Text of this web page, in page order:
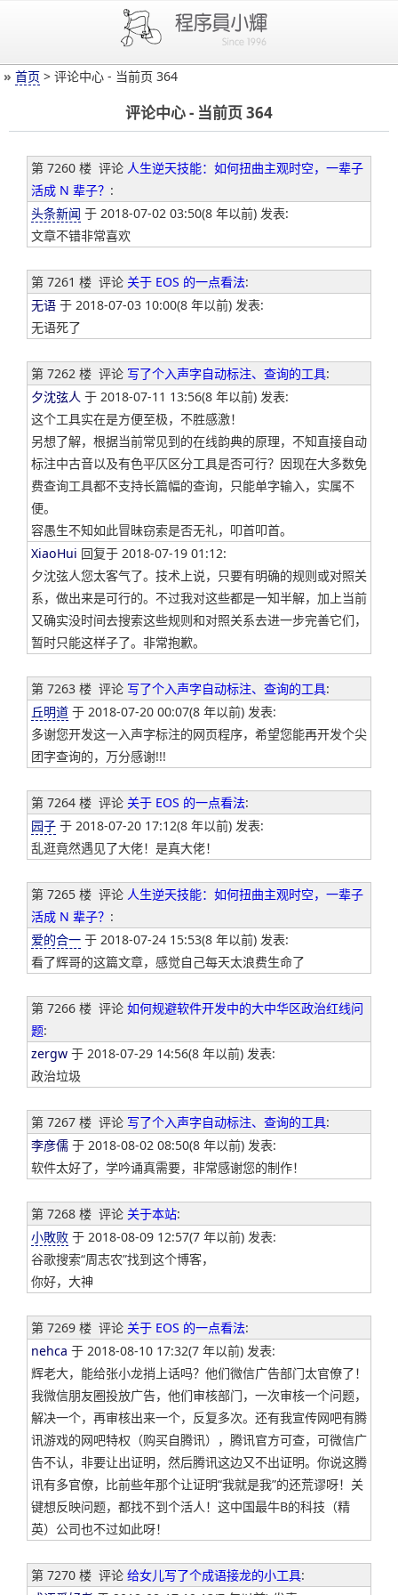
» 首页 > 评论中心 - 当前页 364
评论中心 - 当前页 364
第 7260 楼 评论 人生逆天技能：如何扭曲主观时空，一辈子
活成 N 辈子？ :
头条新闻 于 2018-07-02 03:50(8 年以前) 发表:
文章不错非常喜欢
第 7261 楼 评论 关于 EOS 的一点看法:
无语 于 2018-07-03 10:00(8 年以前) 发表:
无语死了
第 7262 楼 评论 写了个入声字自动标注、查询的工具:
夕沈弦人 于 2018-07-11 13:56(8 年以前) 发表:
这个工具实在是方便至极，不胜感激！
另想了解，根据当前常见到的在线韵典的原理，不知直接自动
标注中古音以及有色平仄区分工具是否可行？因现在大多数免
费查询工具都不支持长篇幅的查询，只能单字输入，实属不
便。
容愚生不知如此冒昧窃索是否无礼，叩首叩首。
XiaoHui 回复于 2018-07-19 01:12:
夕沈弦人您太客气了。技术上说，只要有明确的规则或对照关
系，做出来是可行的。不过我对这些都是一知半解，加上当前
又确实没时间去搜索这些规则和对照关系去进一步完善它们，
暂时只能这样子了。非常抱歉。
第 7263 楼 评论 写了个入声字自动标注、查询的工具:
丘明道 于 2018-07-20 00:07(8 年以前) 发表:
多谢您开发这一入声字标注的网页程序，希望您能再开发个尖
团字查询的，万分感谢!!!
第 7264 楼 评论 关于 EOS 的一点看法:
园子 于 2018-07-20 17:12(8 年以前) 发表:
乱逛竟然遇见了大佬！是真大佬！
第 7265 楼 评论 人生逆天技能：如何扭曲主观时空，一辈子
活成 N 辈子？ :
爱的合一 于 2018-07-24 15:53(8 年以前) 发表:
看了辉哥的这篇文章，感觉自己每天太浪费生命了
第 7266 楼 评论 如何规避软件开发中的大中华区政治红线问
题:
zergw 于 2018-07-29 14:56(8 年以前) 发表:
政治垃圾
第 7267 楼 评论 写了个入声字自动标注、查询的工具:
李彦儒 于 2018-08-02 08:50(8 年以前) 发表:
软件太好了，学吟诵真需要，非常感谢您的制作！
第 7268 楼 评论 关于本站:
小敗败 于 2018-08-09 12:57(7 年以前) 发表:
谷歌搜索“周志农”找到这个博客，
你好，大神
第 7269 楼 评论 关于 EOS 的一点看法:
nehca 于 2018-08-10 17:32(7 年以前) 发表:
辉老大，能给张小龙捎上话吗？他们微信广告部门太官僚了！
我微信朋友圈投放广告，他们审核部门，一次审核一个问题，
解决一个，再审核出来一个，反复多次。还有我宣传网吧有腾
讯游戏的网吧特权（购买自腾讯），腾讯官方可查，可微信广
告不认，非要让出证明，然后腾讯这边又不出证明。你说这腾
讯有多官僚，比前些年那个让证明“我就是我”的还荒谬呀！关
键想反映问题，都找不到个活人！这中国最牛B的科技（精
英）公司也不过如此呀！
第 7270 楼 评论 给女儿写了个成语接龙的小工具: